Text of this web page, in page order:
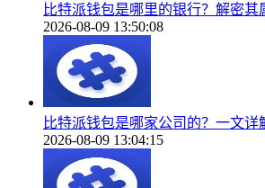
比特派钱包是哪里的银行？解密其
2026-08-09 13:50:08
比特派钱包是哪家公司的？一文详
2026-08-09 13:04:15